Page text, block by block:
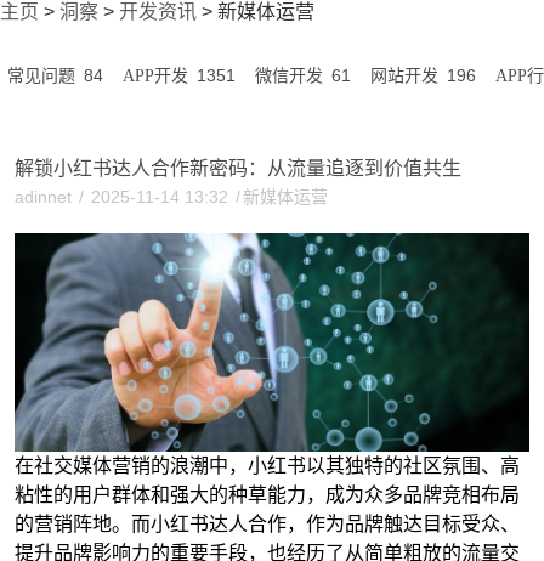
主页 > 洞察 > 开发资讯 > 新媒体运营
常见问题 84 APP开发 1351 微信开发 61 网站开发 196 APP
解锁小红书达人合作新密码：从流量追逐到价值共生
adinnet / 2025-11-14 13:32 /新媒体运营
在社交媒体营销的浪潮中，小红书以其独特的社区氛围、高
粘性的用户群体和强大的种草能力，成为众多品牌竞相布局
的营销阵地。而小红书达人合作，作为品牌触达目标受众、
提升品牌影响力的重要手段，也经历了从简单粗放的流量交